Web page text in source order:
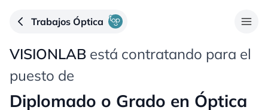
Trabajos Óptica
VISIONLAB está contratando para el
puesto de
Diplomado o Grado en Óptica